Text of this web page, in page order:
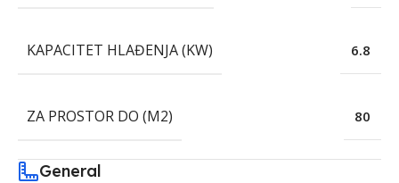
KAPACITET HLAĐENJA (KW) 6.8
ZA PROSTOR DO (M2) 80
General